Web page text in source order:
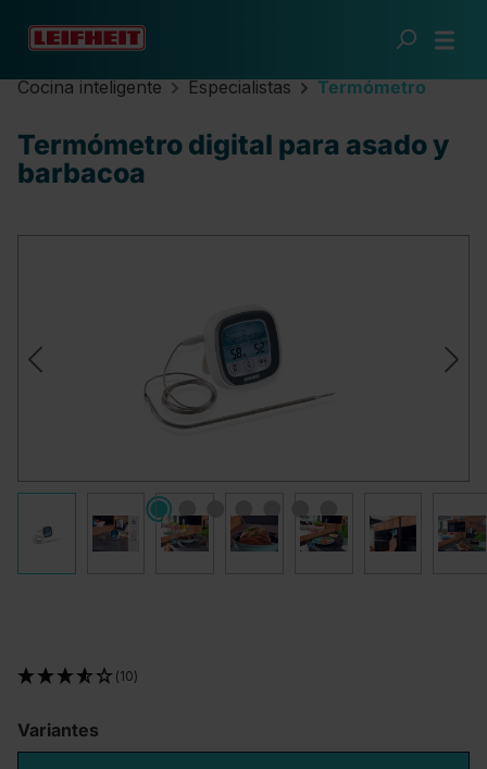
Saltar al contenido principal
Cocina inteligente Especialistas Termómetro
Termómetro digital para asado y
barbacoa
(10)
Variantes